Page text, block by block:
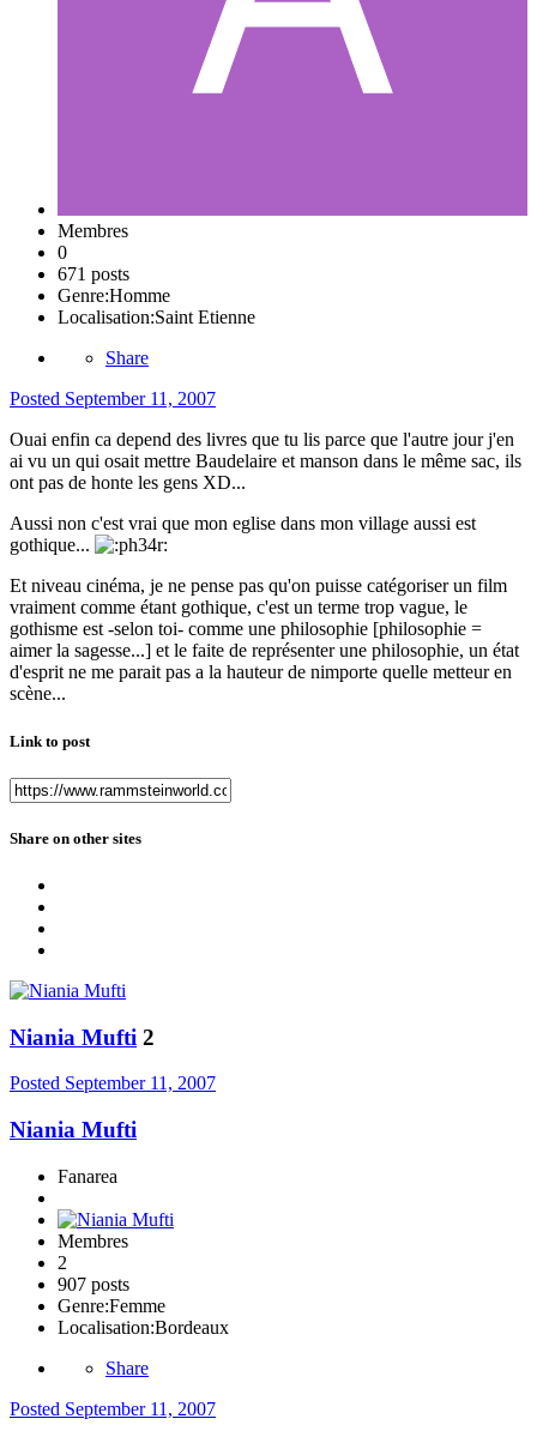
Membres
0
671 posts
Genre:Homme
Localisation:Saint Etienne
Share
Posted September 11, 2007
Ouai enfin ca depend des livres que tu lis parce que l'autre jour j'en
ai vu un qui osait mettre Baudelaire et manson dans le même sac, ils
ont pas de honte les gens XD...
Aussi non c'est vrai que mon eglise dans mon village aussi est
gothique...
Et niveau cinéma, je ne pense pas qu'on puisse catégoriser un film
vraiment comme étant gothique, c'est un terme trop vague, le
gothisme est -selon toi- comme une philosophie [philosophie =
aimer la sagesse...] et le faite de représenter une philosophie, un état
d'esprit ne me parait pas a la hauteur de nimporte quelle metteur en
scène...
Link to post
Share on other sites
Niania Mufti 2
Posted September 11, 2007
Niania Mufti
Fanarea
Membres
2
907 posts
Genre:Femme
Localisation:Bordeaux
Share
Posted September 11, 2007